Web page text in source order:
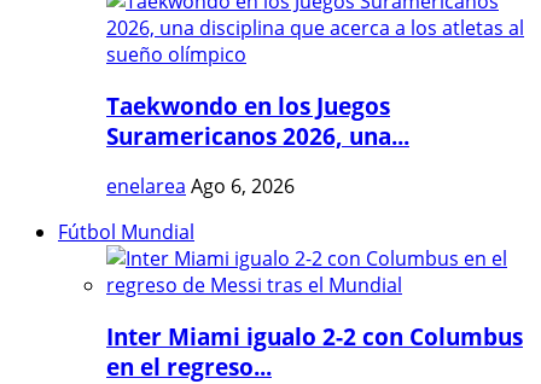
Taekwondo en los Juegos
Suramericanos 2026, una...
enelarea Ago 6, 2026
Fútbol Mundial
Inter Miami igualo 2-2 con Columbus
en el regreso...